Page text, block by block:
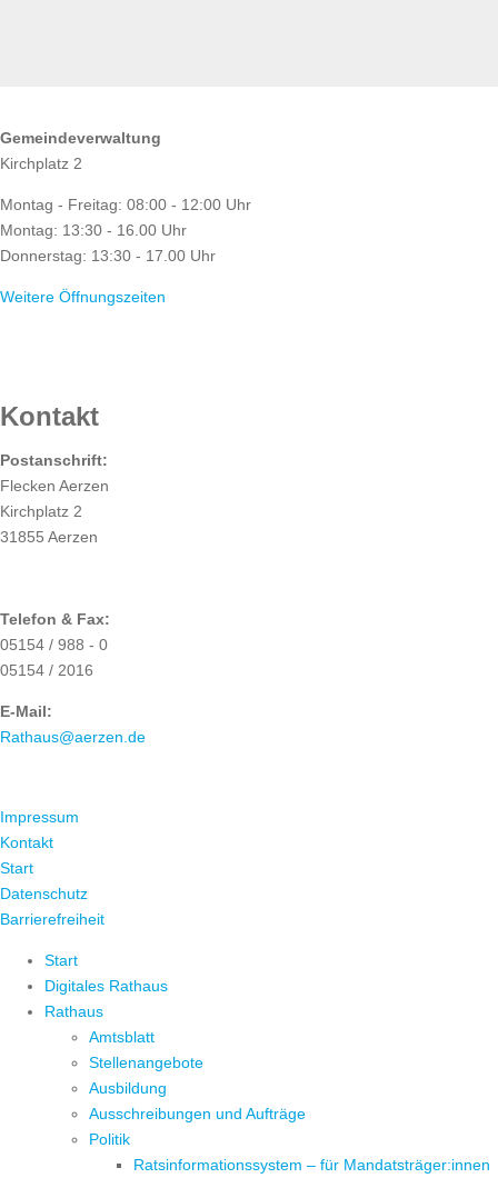
Gemeindeverwaltung
Kirchplatz 2
Montag - Freitag: 08:00 - 12:00 Uhr
Montag: 13:30 - 16.00 Uhr
Donnerstag: 13:30 - 17.00 Uhr
Weitere Öffnungszeiten
Kontakt
Postanschrift:
Flecken Aerzen
Kirchplatz 2
31855 Aerzen
Telefon & Fax:
05154 / 988 - 0
05154 / 2016
E-Mail:
Rathaus@aerzen.de
Impressum
Kontakt
Start
Datenschutz
Barrierefreiheit
Start
Digitales Rathaus
Rathaus
Amtsblatt
Stellenangebote
Ausbildung
Ausschreibungen und Aufträge
Politik
Ratsinformationssystem – für Mandatsträger:innen